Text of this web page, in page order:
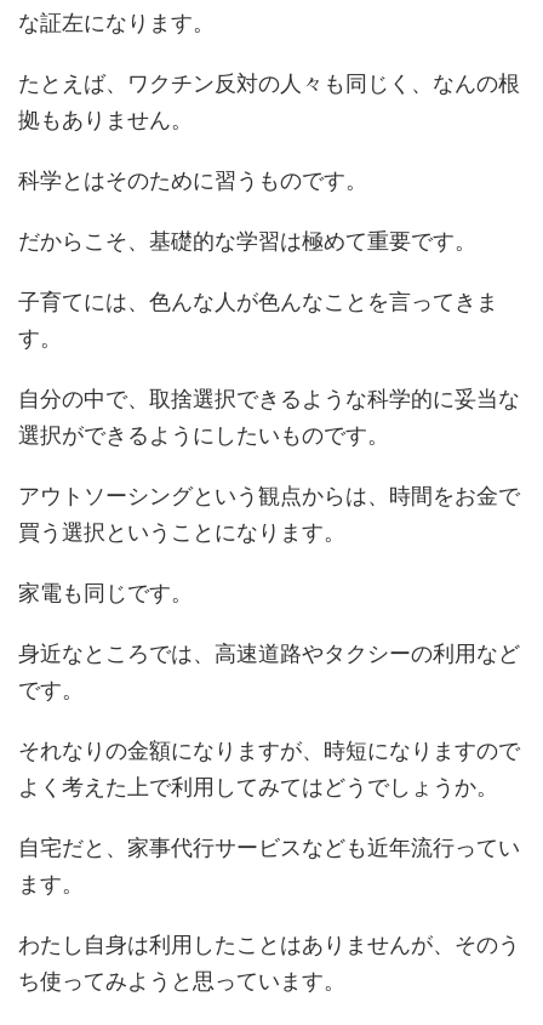
な証左になります。
たとえば、ワクチン反対の人々も同じく、なんの根
拠もありません。
科学とはそのために習うものです。
だからこそ、基礎的な学習は極めて重要です。
子育てには、色んな人が色んなことを言ってきま
す。
自分の中で、取捨選択できるような科学的に妥当な
選択ができるようにしたいものです。
アウトソーシングという観点からは、時間をお金で
買う選択ということになります。
家電も同じです。
身近なところでは、高速道路やタクシーの利用など
です。
それなりの金額になりますが、時短になりますので
よく考えた上で利用してみてはどうでしょうか。
自宅だと、家事代行サービスなども近年流行ってい
ます。
わたし自身は利用したことはありませんが、そのう
ち使ってみようと思っています。